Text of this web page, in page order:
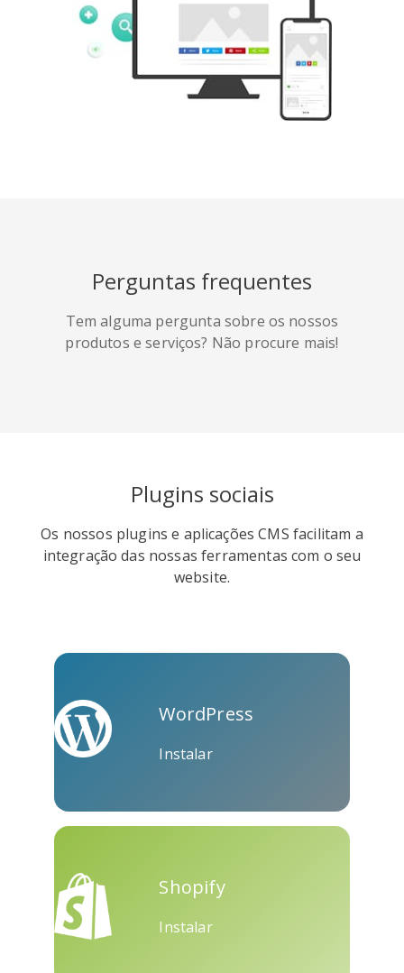
do Google
Line Pocket QZone
Perguntas frequentes
Tem alguma pergunta sobre os nossos
produtos e serviços? Não procure mais!
Plugins sociais
Os nossos plugins e aplicações CMS facilitam a
integração das nossas ferramentas com o seu
website.
WordPress
Instalar
Shopify
Instalar